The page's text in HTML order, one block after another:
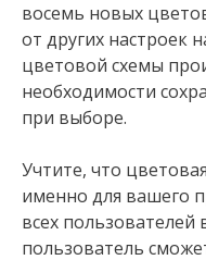
восемь новых
от других настроек
цветовой схемы
необходимости
при выборе.
Учтите, что
именно для вашего
всех
пользователь